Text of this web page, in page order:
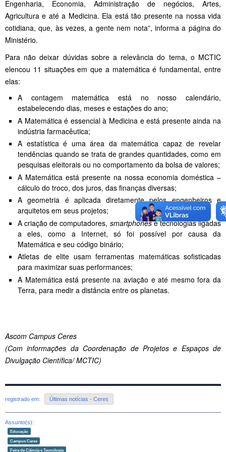
Engenharia, Economia, Administração de negócios, Artes,
Agricultura e até a Medicina. Ela está tão presente na nossa vida
cotidiana, que, às vezes, a gente nem nota”, informa a página do
Ministério.
Para não deixar dúvidas sobre a relevância do tema, o MCTIC
elencou 11 situações em que a matemática é fundamental, entre
elas:
A contagem matemática está no nosso calendário,
estabelecendo dias, meses e estações do ano;
A Matemática é essencial à Medicina e está presente ainda na
indústria farmacêutica;
A estatística é uma área da matemática capaz de revelar
tendências quando se trata de grandes quantidades, como em
pesquisas eleitorais ou no comportamento da bolsa de valores;
A Matemática está presente na nossa economia doméstica –
cálculo do troco, dos juros, das finanças diversas;
A geometria é aplicada diretamente pelos engenheiros e
arquitetos em seus projetos;
A criação de computadores, smartphonese tecnologias ligadas
a eles, como a Internet, só foi possível por causa da
Matemática e seu código binário;
Atletas de elite usam ferramentas matemáticas sofisticadas
para maximizar suas performances;
A Matemática está presente na aviação e até mesmo fora da
Terra, para medir a distância entre os planetas.
Ascom Campus Ceres
(Com informações da Coordenação de Projetos e Espaços de
Divulgação Científica/ MCTIC)
registrado em: Últimas notícias - Ceres
Assunto(s):
Educação
Campus Ceres
Feira de Ciência e Tecnologia